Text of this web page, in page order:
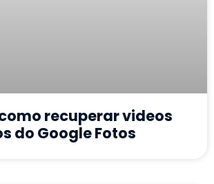
recuperar videos
do Google Fotos